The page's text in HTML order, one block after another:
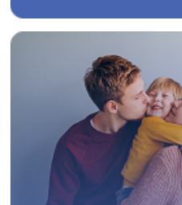
Подробнее